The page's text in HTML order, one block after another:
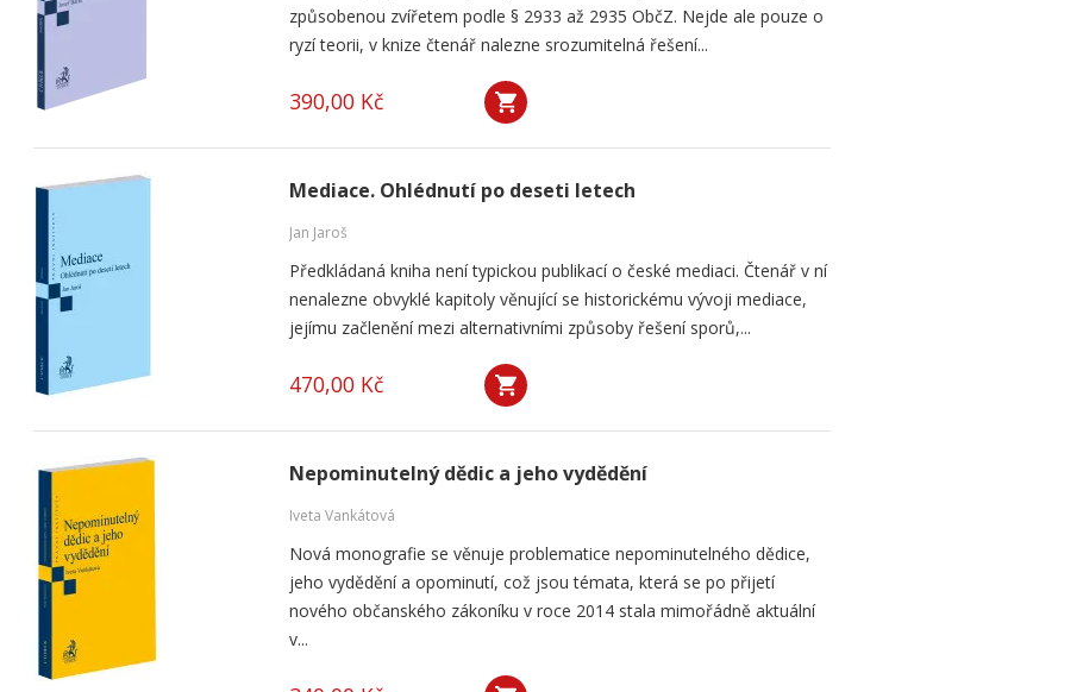
způsobenou zvířetem podle § 2933 až 2935 ObčZ. Nejde ale pouze o
ryzí teorii, v knize čtenář nalezne srozumitelná řešení...
390,00 Kč
Mediace. Ohlédnutí po deseti letech
Jan Jaroš
Předkládaná kniha není typickou publikací o české mediaci. Čtenář v ní
nenalezne obvyklé kapitoly věnující se historickému vývoji mediace,
jejímu začlenění mezi alternativními způsoby řešení sporů,...
470,00 Kč
Nepominutelný dědic a jeho vydědění
Iveta Vankátová
Nová monografie se věnuje problematice nepominutelného dědice,
jeho vydědění a opominutí, což jsou témata, která se po přijetí
nového občanského zákoníku v roce 2014 stala mimořádně aktuální
v...